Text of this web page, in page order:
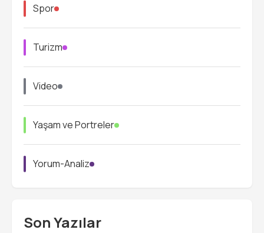
Spor
Turizm
Video
Yaşam ve Portreler
Yorum-Analiz
Son Yazılar